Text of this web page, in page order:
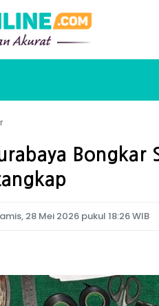
Bongkar
28 Mei 2026 pukul 18:26 WIB